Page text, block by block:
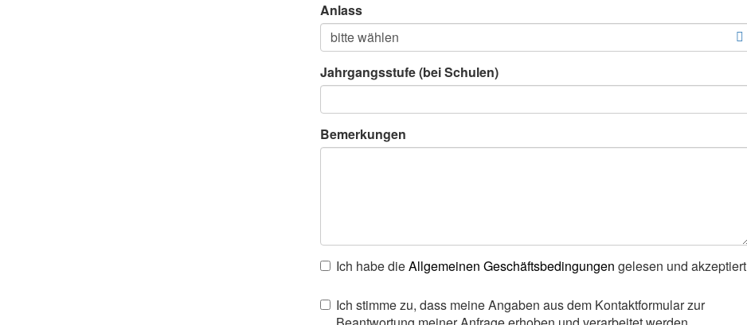
Anlass
Jahrgangsstufe (bei Schulen)
Bemerkungen
Ich habe dieAllgemeinen Geschäftsbedingungen gelesen und akzeptiert
Ich stimme zu, dass meine Angaben aus dem Kontaktformular zur